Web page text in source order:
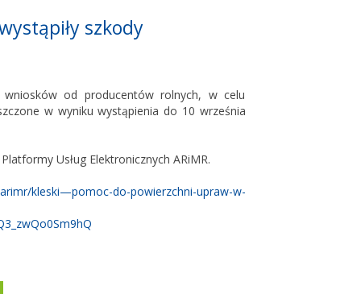
szkody
wniosków od producentów rolnych, w celu
w wyniku wystąpienia do 10 września
Usług Elektronicznych ARiMR.
kleski—pomoc-do-powierzchni-upraw-w-